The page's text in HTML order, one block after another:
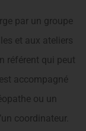
par un groupe
et aux ateliers
référent qui peut
accompa­gné
ou un
coordinateur.